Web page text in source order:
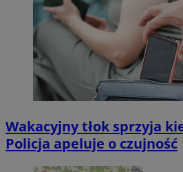
Wakacyjny tłok sprzyja
Policja apeluje o czujność